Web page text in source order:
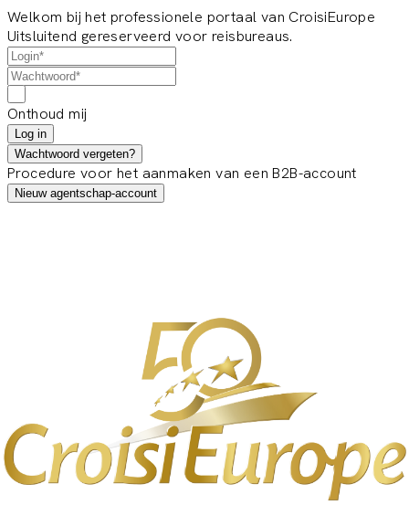
Welkom bij het professionele portaal van CroisiEurope
Uitsluitend gereserveerd voor reisbureaus.
Onthoud mij
Log in
Wachtwoord vergeten?
Procedure voor het aanmaken van een B2B-account
Nieuw agentschap-account